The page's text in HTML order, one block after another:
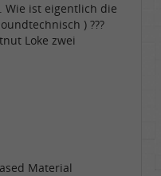
Wie ist eigentlich die
) ???
Loke zwei
Material